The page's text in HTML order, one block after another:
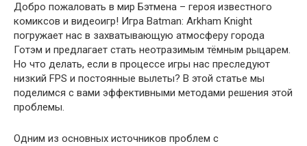
Добро пожаловать в мир Бэтмена – героя известного
комиксов и видеоигр! Игра Batman: Arkham Knight
погружает нас в захватывающую атмосферу города
Готэм и предлагает стать неотразимым тёмным рыцарем.
Но что делать, если в процессе игры нас преследуют
низкий FPS и постоянные вылеты? В этой статье мы
поделимся с вами эффективными методами решения этой
проблемы.
Одним из основных источников проблем с